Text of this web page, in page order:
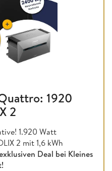
1920
2
1.920 Watt
2 mit 1,6 kWh
Deal bei Kleines